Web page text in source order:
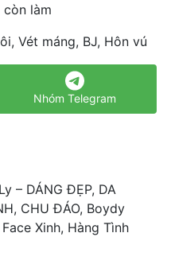
còn làm
Vét máng, BJ, Hôn vú
Nhóm Telegram
– DÁNG ĐẸP, DA
CHU ĐÁO, Boydy
Xinh, Hàng Tình